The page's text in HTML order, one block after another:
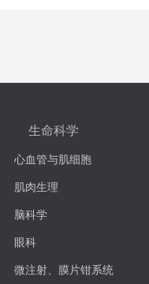
生命科学
心血管与肌细胞
肌肉生理
脑科学
眼科
微注射、膜片钳系统